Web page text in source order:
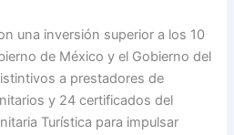
una inversión superior a los 10
de México y el Gobierno del
a prestadores de
y 24 certificados del
Turística para impulsar